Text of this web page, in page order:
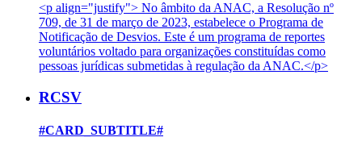
<p align="justify"> No âmbito da ANAC, a Resolução nº
709, de 31 de março de 2023, estabelece o Programa de
Notificação de Desvios. Este é um programa de reportes
voluntários voltado para organizações constituídas como
pessoas jurídicas submetidas à regulação da ANAC.</p>
RCSV
#CARD_SUBTITLE#